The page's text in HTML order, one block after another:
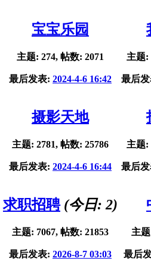
宝宝乐园
主题: 274, 帖数: 2071
最后发表: 2024-4-6 16:42
主题:
最后
摄影天地
主题: 2781, 帖数: 25786
最后发表: 2024-4-6 16:44
主题:
最后
求职招聘(今日: 2)
主题: 7067, 帖数: 21853
最后发表: 2026-8-7 03:03
主
最后